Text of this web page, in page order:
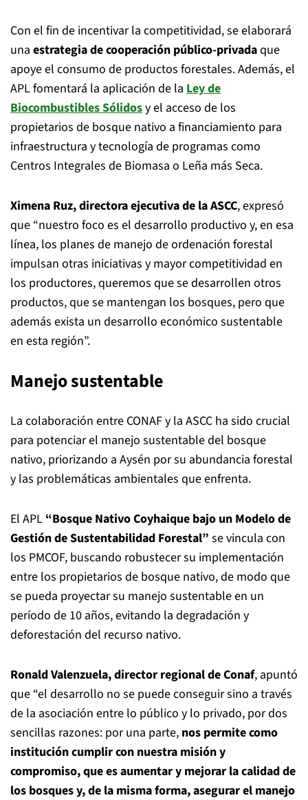
Con el fin de incentivar la competitividad, se elaborará
una estrategia de cooperación público-privadaque
apoye el consumo de productos forestales. Además, el
APL fomentará la aplicación de la Ley de
Biocombustibles Sólidosy el acceso de los
propietarios de bosque nativo a financiamiento para
infraestructura y tecnología de programas como
Centros Integrales de Biomasa o Leña más Seca.
Ximena Ruz, directora ejecutiva de la ASCC, expresó
que “nuestro foco es el desarrollo productivo y, en esa
línea, los planes de manejo de ordenación forestal
impulsan otras iniciativas y mayor competitividad en
los productores, queremos que se desarrollen otros
productos, que se mantengan los bosques, pero que
además exista un desarrollo económico sustentable
en esta región”.
Manejo sustentable
La colaboración entre CONAF y la ASCC ha sido crucial
para potenciar el manejo sustentable del bosque
nativo, priorizando a Aysén por su abundancia forestal
y las problemáticas ambientales que enfrenta.
El APL “Bosque Nativo Coyhaique bajo un Modelo de
Gestión de Sustentabilidad Forestal” se vincula con
los PMCOF, buscando robustecer su implementación
entre los propietarios de bosque nativo, de modo que
se pueda proyectar su manejo sustentable en un
período de 10 años, evitando la degradación y
deforestación del recurso nativo.
Ronald Valenzuela, director regional de Conaf, apuntó
que “el desarrollo no se puede conseguir sino a través
de la asociación entre lo público y lo privado, por dos
sencillas razones: por una parte, nos permite como
institución cumplir con nuestra misión y
compromiso, que es aumentar y mejorar la calidad de
los bosques y, de la misma forma, asegurar el manejo